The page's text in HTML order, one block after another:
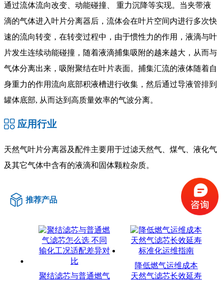
通过流体流向改变、动能碰撞、 重力沉降等实现。当夹带液
滴的气体进入叶片分离器后，流体会在叶片空间内进行多次快
速的流向转变，在转变过程中，由于惯性力的作用，液滴与叶
片发生连续动能碰撞，随着液滴捕集吸附的越来越大，从而与
气体分离出来，吸附聚结在叶片表面。捕集汇流的液体随着自
身重力的作用流向底部积液槽进行收集，然后通过导液管排到
罐体底部, 从而达到高质量效率的气波分离。
应用行业
天然气叶片分离器及配件主要用于过滤天然气、煤气、液化气
及其它气体中含有的液滴和固体颗粒杂质。
推荐产品
聚结滤芯与普通燃气
降低燃气运维成本
天然气滤芯长效延寿